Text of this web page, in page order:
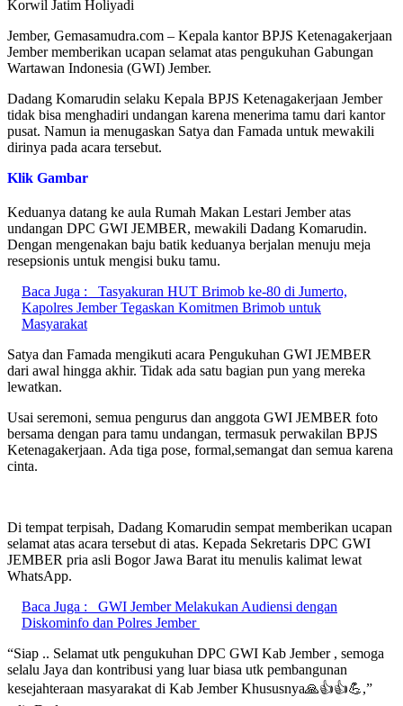
Korwil Jatim Holiyadi
Jember, Gemasamudra.com – Kepala kantor BPJS Ketenagakerjaan
Jember memberikan ucapan selamat atas pengukuhan Gabungan
Wartawan Indonesia (GWI) Jember.
Dadang Komarudin selaku Kepala BPJS Ketenagakerjaan Jember
tidak bisa menghadiri undangan karena menerima tamu dari kantor
pusat. Namun ia menugaskan Satya dan Famada untuk mewakili
dirinya pada acara tersebut.
Klik Gambar
Keduanya datang ke aula Rumah Makan Lestari Jember atas
undangan DPC GWI JEMBER, mewakili Dadang Komarudin.
Dengan mengenakan baju batik keduanya berjalan menuju meja
resepsionis untuk mengisi buku tamu.
Baca Juga :
Tasyakuran HUT Brimob ke-80 di Jumerto,
Kapolres Jember Tegaskan Komitmen Brimob untuk
Masyarakat
Satya dan Famada mengikuti acara Pengukuhan GWI JEMBER
dari awal hingga akhir. Tidak ada satu bagian pun yang mereka
lewatkan.
Usai seremoni, semua pengurus dan anggota GWI JEMBER foto
bersama dengan para tamu undangan, termasuk perwakilan BPJS
Ketenagakerjaan. Ada tiga pose, formal,semangat dan semua karena
cinta.
Di tempat terpisah, Dadang Komarudin sempat memberikan ucapan
selamat atas acara tersebut di atas. Kepada Sekretaris DPC GWI
JEMBER pria asli Bogor Jawa Barat itu menulis kalimat lewat
WhatsApp.
Baca Juga :
GWI Jember Melakukan Audiensi dengan
Diskominfo dan Polres Jember
“Siap .. Selamat utk pengukuhan DPC GWI Kab Jember , semoga
selalu Jaya dan kontribusi yang luar biasa utk pembangunan
kesejahteraan masyarakat di Kab Jember Khususnya🙏👍👍💪,”